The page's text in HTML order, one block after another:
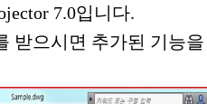
7.0입니다.
받으시면 추가된 기능